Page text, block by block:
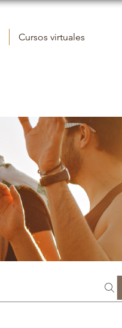
Cursos virtuales